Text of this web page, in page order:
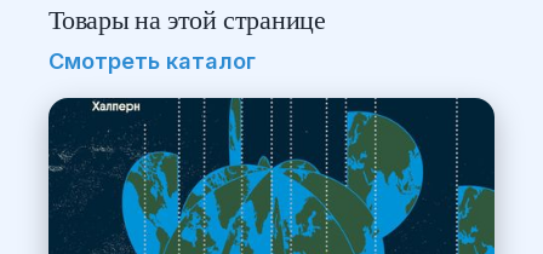
Товары на этой странице
Смотреть каталог